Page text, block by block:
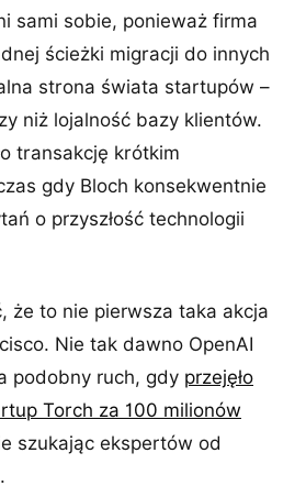
sami sobie, ponieważ firma
ścieżki migracji do innych
strona świata startupów –
niż lojalność bazy klientów.
transakcję krótkim
gdy Bloch konsekwentnie
o przyszłość technologii
że to nie pierwsza taka akcja
Nie tak dawno OpenAI
podobny ruch, gdy przejęło
Torch za 100 milionów
szukając ekspertów od